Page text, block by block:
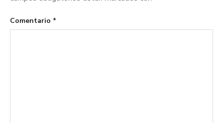
Comentario *